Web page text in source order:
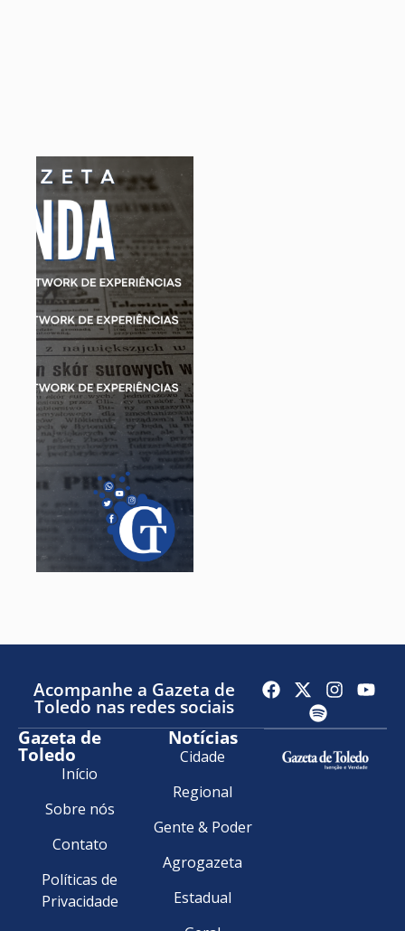
Acompanhe a Gazeta de
Toledo nas redes sociais
Gazeta de
Toledo
Início
Sobre nós
Contato
Políticas de
Privacidade
Notícias
Cidade
Regional
Gente & Poder
Agrogazeta
Estadual